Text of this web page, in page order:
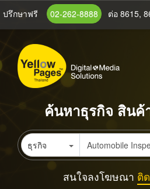
ข้าม
เนื้อหา
หลัก
ปรึกษาฟรี 02-262-8888 ต่อ 8615,
ค้นหาธุรกิจ สินค้
ธุรกิจ
สนใจลงโฆษณา ติ